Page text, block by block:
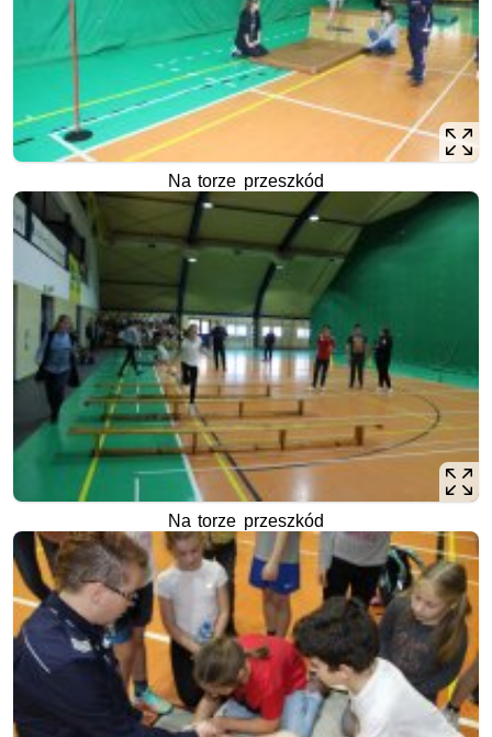
Na torze przeszkód
Na torze przeszkód